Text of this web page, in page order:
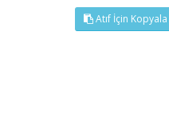
Atıf İçin Kopyala